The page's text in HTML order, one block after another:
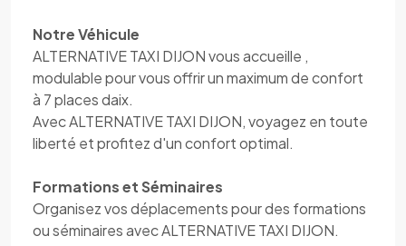
Notre Véhicule
ALTERNATIVE TAXI DIJON vous accueille ,
modulable pour vous offrir un maximum de confort
à 7 places daix.
Avec ALTERNATIVE TAXI DIJON, voyagez en toute
liberté et profitez d'un confort optimal.
Formations et Séminaires
Organisez vos déplacements pour des formations
ou séminaires avec ALTERNATIVE TAXI DIJON.